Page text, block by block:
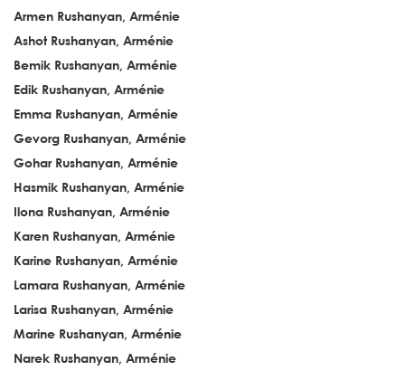
Armen Rushanyan, Arménie
Ashot Rushanyan, Arménie
Bemik Rushanyan, Arménie
Edik Rushanyan, Arménie
Emma Rushanyan, Arménie
Gevorg Rushanyan, Arménie
Gohar Rushanyan, Arménie
Hasmik Rushanyan, Arménie
Ilona Rushanyan, Arménie
Karen Rushanyan, Arménie
Karine Rushanyan, Arménie
Lamara Rushanyan, Arménie
Larisa Rushanyan, Arménie
Marine Rushanyan, Arménie
Narek Rushanyan, Arménie